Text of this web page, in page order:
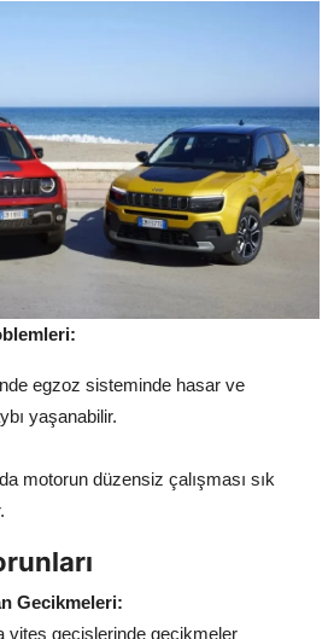
egzoz sisteminde hasar ve
yaşanabilir.
motorun düzensiz çalışması sık
Gecikmeleri:
vites geçişlerinde gecikmeler